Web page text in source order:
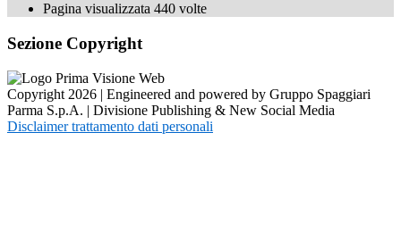
Pagina visualizzata 440 volte
Sezione Copyright
Copyright 2026 | Engineered and powered by Gruppo Spaggiari
Parma S.p.A. | Divisione Publishing & New Social Media
Disclaimer trattamento dati personali